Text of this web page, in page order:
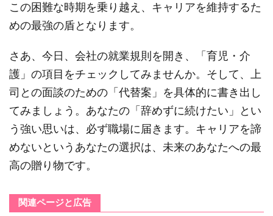
この困難な時期を乗り越え、キャリアを維持するた
めの最強の盾となります。
さあ、今日、会社の就業規則を開き、「育児・介
護」の項目をチェックしてみませんか。そして、上
司との面談のための「代替案」を具体的に書き出し
てみましょう。あなたの「辞めずに続けたい」とい
う強い思いは、必ず職場に届きます。キャリアを諦
めないというあなたの選択は、未来のあなたへの最
高の贈り物です。
関連ページと広告